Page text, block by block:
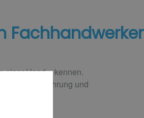
Fachhandwerker​
einer Hand – kennen.
Erfahrung und